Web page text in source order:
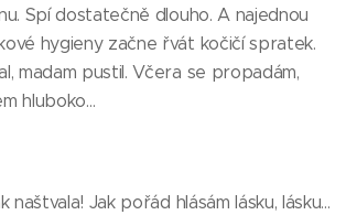
Spí dostatečně dlouho. A najednou
hygieny začne řvát kočičí spratek.
madam pustil. Včera se propadám,
hluboko…
Jak pořád hlásám lásku, lásku...